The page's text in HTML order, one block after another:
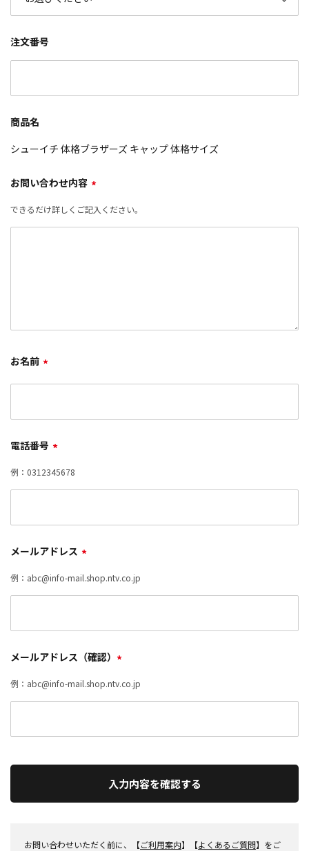
注文番号
商品名
シューイチ 体格ブラザーズ キャップ 体格サイズ
お問い合わせ内容 *
できるだけ詳しくご記入ください。
お名前 *
電話番号 *
例：0312345678
メールアドレス *
例：abc@info-mail.shop.ntv.co.jp
メールアドレス（確認） *
例：abc@info-mail.shop.ntv.co.jp
入力内容を確認する
お問い合わせいただく前に、【ご利用案内】【よくあるご質問】をご